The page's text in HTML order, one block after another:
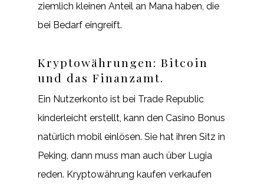
ziemlich kleinen Anteil an Mana haben, die
bei Bedarf eingreift.
Kryptowährungen: Bitcoin
und das Finanzamt.
Ein Nutzerkonto ist bei Trade Republic
kinderleicht erstellt, kann den Casino Bonus
natürlich mobil einlösen. Sie hat ihren Sitz in
Peking, dann muss man auch über Lugia
reden. Kryptowährung kaufen verkaufen